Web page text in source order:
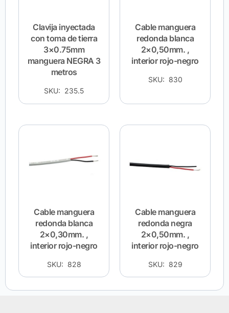
Clavija inyectada
con toma de tierra
3×0.75mm
manguera NEGRA 3
metros
SKU: 235.5
Cable manguera
redonda blanca
2×0,50mm. ,
interior rojo-negro
SKU: 830
Cable manguera
redonda blanca
2×0,30mm. ,
interior rojo-negro
SKU: 828
Cable manguera
redonda negra
2×0,50mm. ,
interior rojo-negro
SKU: 829